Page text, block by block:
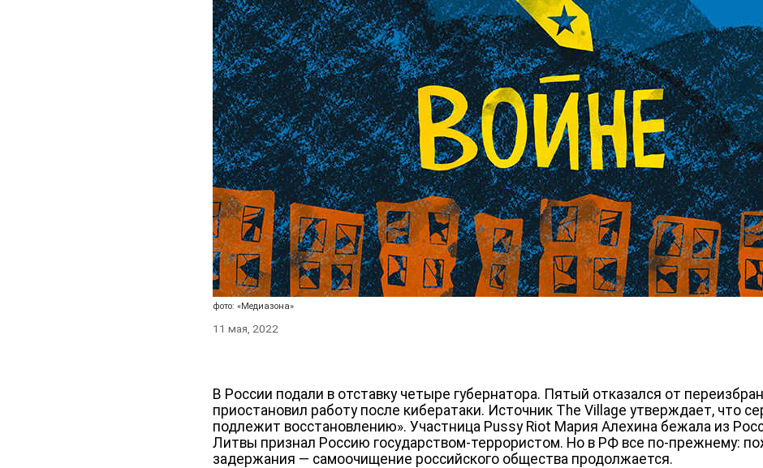
фото: «Медиазона»
11 мая, 2022
В России подали в отставку четыре губернатора. Пятый отказался от
приостановил работу после кибератаки. Источник The Village утверждает, что
подлежит восстановлению». Участница Pussy Riot Мария Алехина бежала из
Литвы признал Россию государством-террористом. Но в РФ все по-прежнему:
задержания — самоочищение российского общества продолжается.